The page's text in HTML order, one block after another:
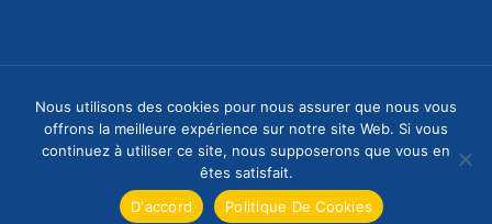
© 2025 Congo Soutenement Société d'ingénierie.
Web Design & Web Development by Creative 4 All
s.a.r.l.
facebook
google-
Nous utilisons des cookies pour nous assurer que nous vous
offrons la meilleure expérience sur notre site Web. Si vous
continuez à utiliser ce site, nous supposerons que vous en
êtes satisfait.
D'accord
Politique De Cookies